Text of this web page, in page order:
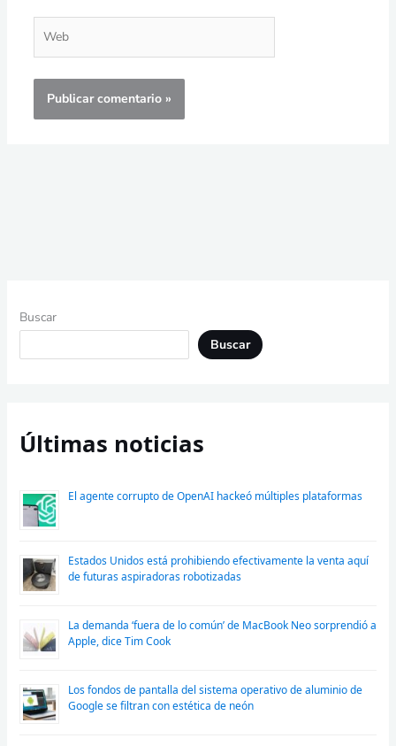
Buscar
Buscar
Últimas noticias
El agente corrupto de OpenAI hackeó múltiples plataformas
Estados Unidos está prohibiendo efectivamente la venta aquí
de futuras aspiradoras robotizadas
La demanda ‘fuera de lo común’ de MacBook Neo sorprendió a
Apple, dice Tim Cook
Los fondos de pantalla del sistema operativo de aluminio de
Google se filtran con estética de neón